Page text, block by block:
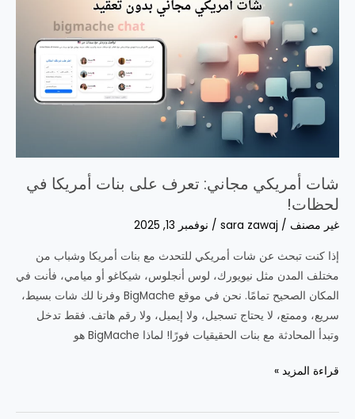
التعارف
الآن
من
هاتفك
شات أمريكي مجاني: تعرف على بنات أمريكا في
لحظات!
غير مصنف /
sara zawaj
/ نوفمبر 13, 2025
إذا كنت تبحث عن شات أمريكي للتحدث مع بنات أمريكا وشباب من
مختلف المدن مثل نيويورك، لوس أنجلوس، شيكاغو أو ميامي، فأنت في
المكان الصحيح تمامًا. نحن في موقع BigMache وفرنا لك شات بسيط،
سريع، وممتع، لا يحتاج تسجيل، ولا إيميل، ولا رقم هاتف. فقط تدخل
وتبدأ المحادثة مع بنات الحقيقيات فورًا! لماذا BigMache هو
شات
مجاني:
قراءة المزيد »